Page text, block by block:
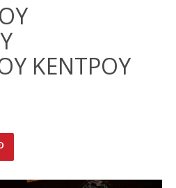
ΚΕΝΤΡΟΥ